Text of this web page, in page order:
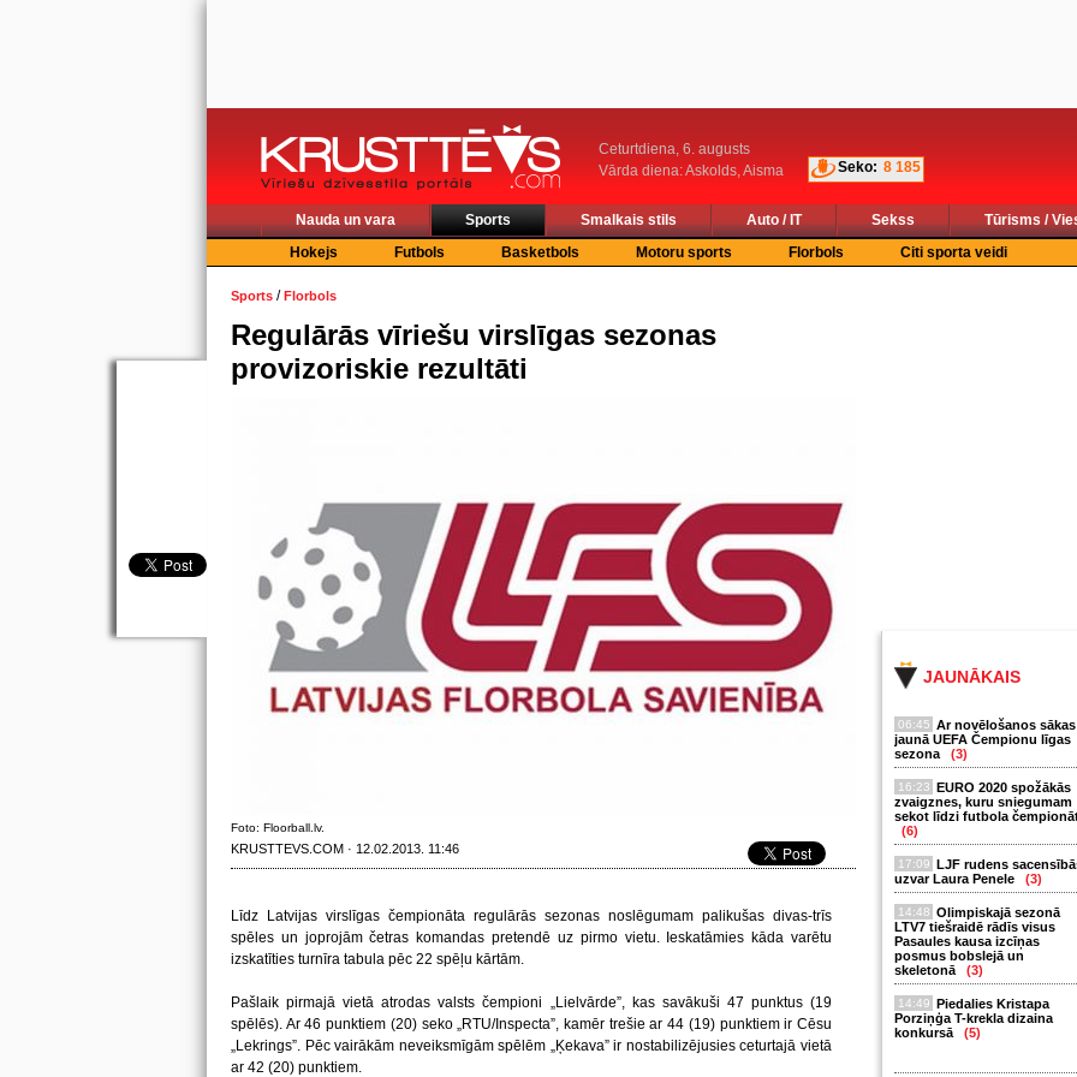
Ceturtdiena, 6. augusts
Vārda diena: Askolds, Aisma
Seko: 8 185
Nauda un vara Sports Smalkais stils Auto / IT Sekss
Tūrisms /
Hokejs
Futbols Basketbols Motoru sports Florbols Citi sporta veidi
JAUNĀKAIS
06:45 Ar novēlošanos sākas
jaunā UEFA Čempionu līgas
sezona
(3)
16:23 EURO 2020 spožākās
zvaigznes, kuru sniegumam
sekot līdzi futbola
(6)
17:09 LJF rudens
uzvar Laura Penele
(3)
14:48 Olimpiskajā sezonā
LTV7 tiešraidē rādīs visus
Pasaules kausa izcīņas
posmus bobslejā un
skeletonā
(3)
14:49 Piedalies Kristapa
Porziņģa T-krekla dizaina
konkursā
(5)
Sports /Florbols
Regulārās vīriešu virslīgas sezonas
provizoriskie rezultāti
Foto: Floorball.lv.
KRUSTTEVS.COM · 12.02.2013. 11:46
Līdz Latvijas virslīgas čempionāta regulārās sezonas noslēgumam palikušas divas-trīs
spēles un joprojām četras komandas pretendē uz pirmo vietu. Ieskatāmies kāda varētu
izskatīties turnīra tabula pēc 22 spēļu kārtām.
Pašlaik pirmajā vietā atrodas valsts čempioni „Lielvārde”, kas savākuši 47 punktus (19
spēlēs). Ar 46 punktiem (20) seko „RTU/Inspecta”, kamēr trešie ar 44 (19) punktiem ir Cēsu
„Lekrings”. Pēc vairākām neveiksmīgām spēlēm „Ķekava” ir nostabilizējusies ceturtajā vietā
ar 42 (20) punktiem.